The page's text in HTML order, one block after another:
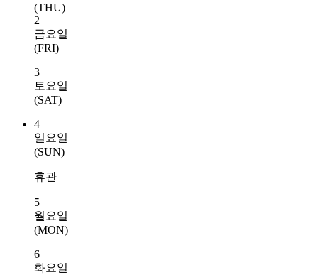
(THU)
2
금요일
(FRI)
3
토요일
(SAT)
4
일요일
(SUN)
휴관
5
월요일
(MON)
6
화요일